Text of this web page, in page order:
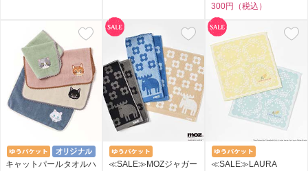
300円（税込）
キャットパールタオルハ
≪SALE≫MOZジャガー
≪SALE≫LAURA